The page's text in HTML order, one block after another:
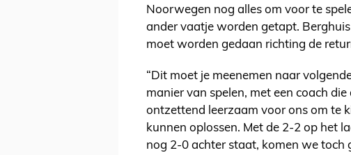
Noorwegen nog alles om voor te
ander vaatje worden getapt.
moet worden gedaan richting de
“Dit moet je meenemen naar
manier van spelen, met een coach
ontzettend leerzaam voor ons om te
kunnen oplossen. Met de 2-2 op het
nog 2-0 achter staat, komen we toch